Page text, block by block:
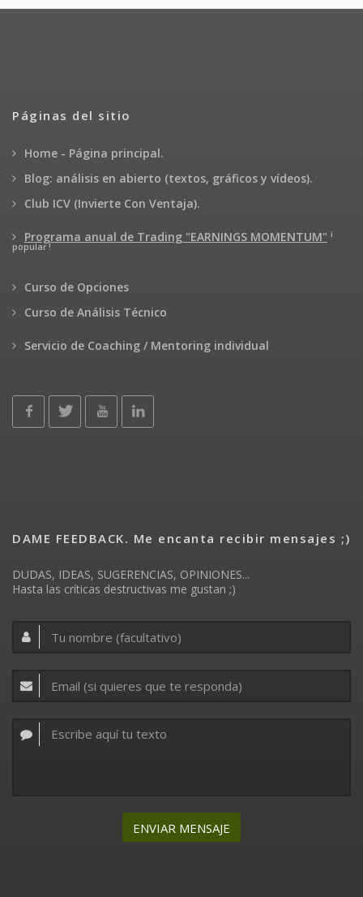
Páginas del sitio
Home - Página principal.
Blog: análisis en abierto (textos, gráficos y vídeos).
Club ICV (Invierte Con Ventaja).
Programa anual de Trading "EARNINGS MOMENTUM" ¡
popular !
Curso de Opciones
Curso de Análisis Técnico
Servicio de Coaching / Mentoring individual
DAME FEEDBACK. Me encanta recibir mensajes ;)
DUDAS, IDEAS, SUGERENCIAS, OPINIONES...
Hasta las críticas destructivas me gustan ;)
ENVIAR MENSAJE